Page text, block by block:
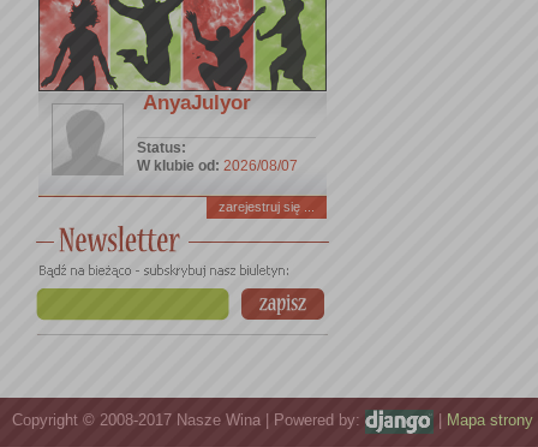
AnyaJulyor
Status:
W klubie od: 2026/08/07
zarejestruj się ...
Copyright © 2008-2017 Nasze Wina | Powered by: Mapa strony